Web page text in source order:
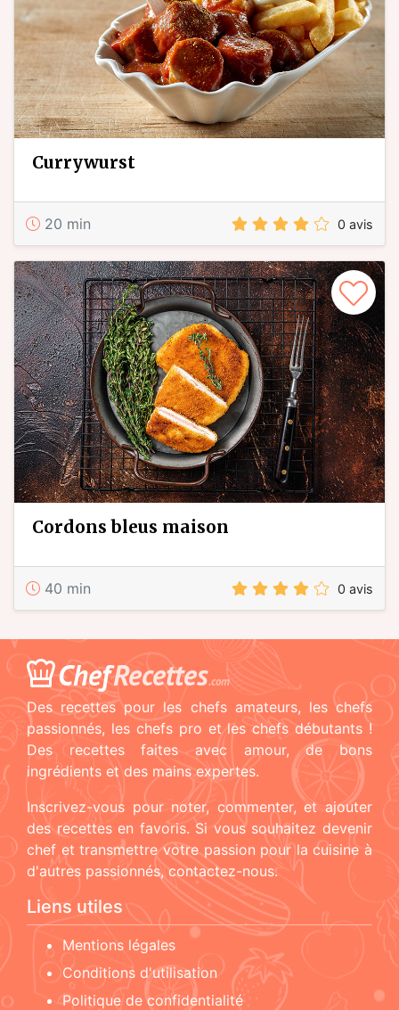
Currywurst
20 min 0 avis
cordons bleus maison
40 min 0 avis
ChefRecettes.com
Des recettes pour les chefs amateurs, les chefs
passionnés, les chefs pro et les chefs débutants !
Des recettes faites avec amour, de bons
ingrédients et des mains expertes.
Inscrivez-vous pour noter, commenter, et ajouter
des recettes en favoris. Si vous souhaitez devenir
chef et transmettre votre passion pour la cuisine à
d'autres passionnés, contactez-nous.
Liens utiles
Mentions légales
Conditions d'utilisation
Politique de confidentialité